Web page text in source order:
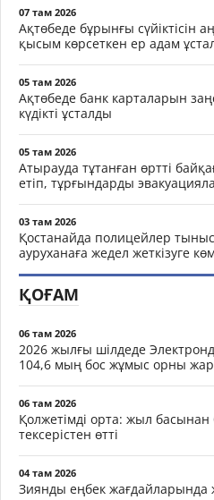
07 там 2026
Ақтөбеде бұрынғы сүйіктісін
қысым көрсеткен ер адам
05 там 2026
Ақтөбеде банк карталарын
күдікті ұсталды
05 там 2026
Атырауда тұтанған өртті
етіп, тұрғындарды
03 там 2026
Қостанайда полицейлер
ауруханаға жедел жеткізуге
ҚОҒАМ
06 там 2026
2026 жылғы шілдеде
104,6 мың бос жұмыс орны
06 там 2026
Қолжетімді орта: жыл
тексерістен өтті
04 там 2026
Зиянды еңбек жағдайларында